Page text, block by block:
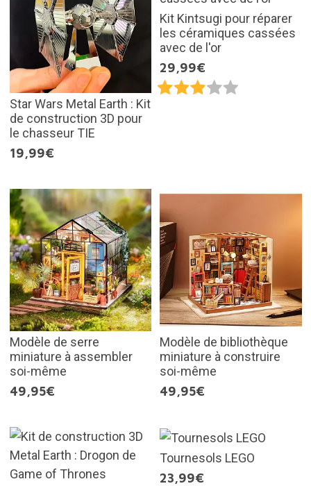
Star Wars Metal Earth : Kit
de construction 3D pour
le chasseur TIE
19,99€
Kit Kintsugi pour réparer
les céramiques cassées
avec de l'or
29,99€
Modèle de serre
miniature à assembler
soi-même
49,95€
Modèle de bibliothèque
miniature à construire
soi-même
49,95€
Tournesols LEGO
23,99€